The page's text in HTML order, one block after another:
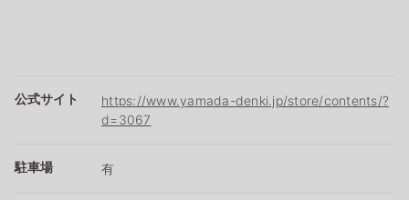
公式サイト
https://www.yamada-denki.jp/store/contents/?
d=3067
駐車場 有